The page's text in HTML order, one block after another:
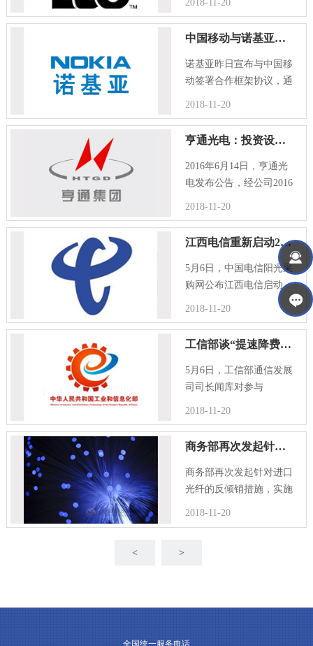
到了352%。30个国家商用
LTE网络达到77张。截止
2...
2018-11-20
中国移动与诺基亚签署合作框架协议：合作布局5G
诺基亚昨日宣布与中国移
动签署合作框架协议，通
移，以更有效地满足用户
不断增长的数据传输需
求...
2018-11-20
亨通光电：投资设立全资子公司江苏亨通智网
2016年6月14日，亨通光
电发布公告，经公司2016
5亿元在吴江经济技术开
发区内投资设立全资子
公...
2018-11-20
江西电信重新启动2016年37364个光模块集采
5月6日，中国电信阳光采
购网公布江西电信启动
2016年光模块集采重新招
标项目，包含数据专业GE
专业10GE XFP光模块(双
纤双向)、数据专业10GE
S...
2018-11-20
工信部谈“提速降费”：去年用户省400亿
5月6日，工信部通信发展
司司长闻库对参与
用户超过400亿元;而对于
广
2018-11-20
商务部再次发起针对进口光纤的反倾销措施----光纤将会面临上涨
商务部再次发起针对进口
光纤的反倾销措施，实施
2018-11-20
< >
全国统一服务电话